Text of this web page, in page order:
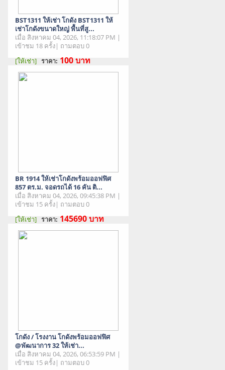
BST1311 ให้เช่า โกดัง BST1311 ให้
เช่าโกดังขนาดใหญ่ พื้นที่สู...
เมื่อ สิงหาคม 04, 2026, 11:18:07 PM |
เข้าชม 18 ครั้ง| ถามตอบ 0
[ให้เช่า] ราคา: 100บาท
BR 1914 ให้เช่าโกดังพร้อมออฟฟิศ
857 ตร.ม. จอดรถได้ 16 คัน ติ...
เมื่อ สิงหาคม 04, 2026, 09:45:38 PM |
เข้าชม 15 ครั้ง| ถามตอบ 0
[ให้เช่า] ราคา: 145690บาท
โกดัง / โรงงาน โกดังพร้อมออฟฟิศ
@พัฒนาการ 32 ให้เช่า...
เมื่อ สิงหาคม 04, 2026, 06:53:59 PM |
เข้าชม 15 ครั้ง| ถามตอบ 0